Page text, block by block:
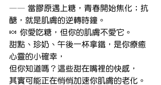
—— 當膠原遇上糖，青春開始焦化；抗
醣，就是肌膚的逆轉時鐘。
🍬 你愛吃糖，但你的肌膚不愛它。
甜點、珍奶、午後一杯拿鐵，是你療癒
心靈的小確幸，
但你知道嗎？這些甜在嘴裡的快感，
其實可能正在悄悄加速你肌膚的老化。